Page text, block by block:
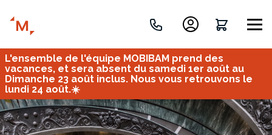
OU
Créez votre projet de A à Z
Imaginez et concevez un meuble 100% unique.
L'ensemble de l'équipe MOBIBAM prend des
vacances, et sera absent du samedi 1er août au
Dimanche 23 août inclus. Nous vous retrouvons le
lundi 24 août.☀️